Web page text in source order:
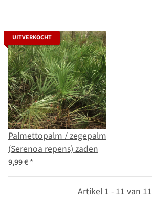
UITVERKOCHT
Palmettopalm / zegepalm
(Serenoa repens) zaden
9,99 €*
Artikel 1 - 11 van 11